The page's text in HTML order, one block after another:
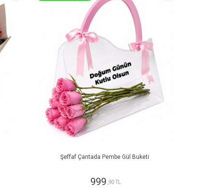
Şeffaf Çantada Pembe Gül Buketi
999 ,90 TL